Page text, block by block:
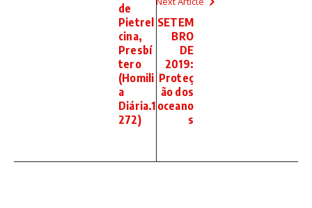
de
Pietrel
cina,
Presbí
tero
(Homili
a
Diária.1
272)
SETEM
BRO
DE
2019:
Proteç
ão dos
oceano
s